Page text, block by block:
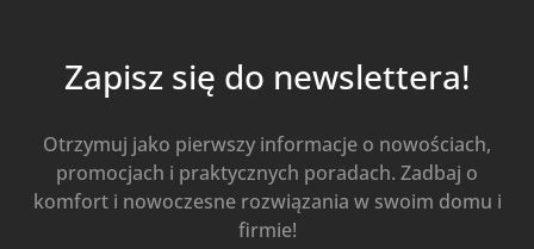
Zapisz się do newslettera!
Otrzymuj jako pierwszy informacje o nowościach,
promocjach i praktycznych poradach. Zadbaj o
komfort i nowoczesne rozwiązania w swoim domu i
firmie!